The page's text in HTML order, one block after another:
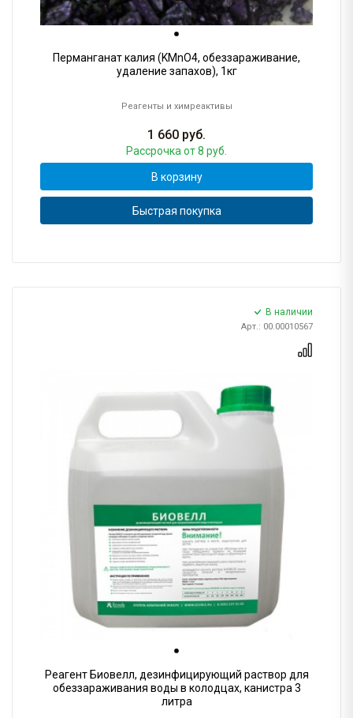
Перманганат калия (KMnO4, обеззараживание,
удаление запахов), 1кг
Реагенты и химреактивы
1 660 руб.
Рассрочкаот 8 руб.
В корзину
Быстрая покупка
В наличии
Арт.: 00.00010567
Реагент Биовелл, дезинфицирующий раствор для
обеззараживания воды в колодцах, канистра 3
литра